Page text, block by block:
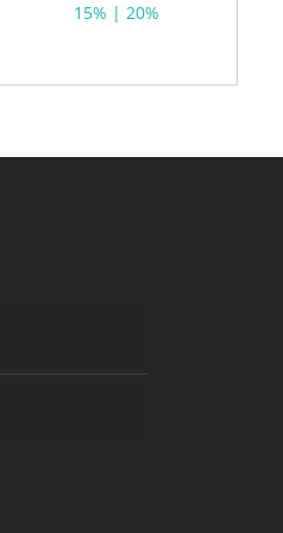
15% | 20%